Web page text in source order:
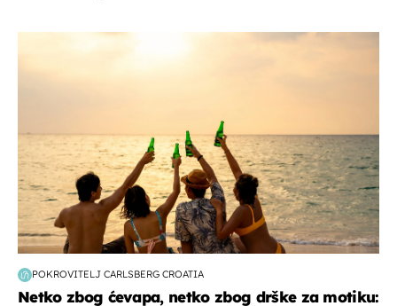
POKROVITELJ CARLSBERG CROATIA
Netko zbog ćevapa, netko zbog drške za motiku: